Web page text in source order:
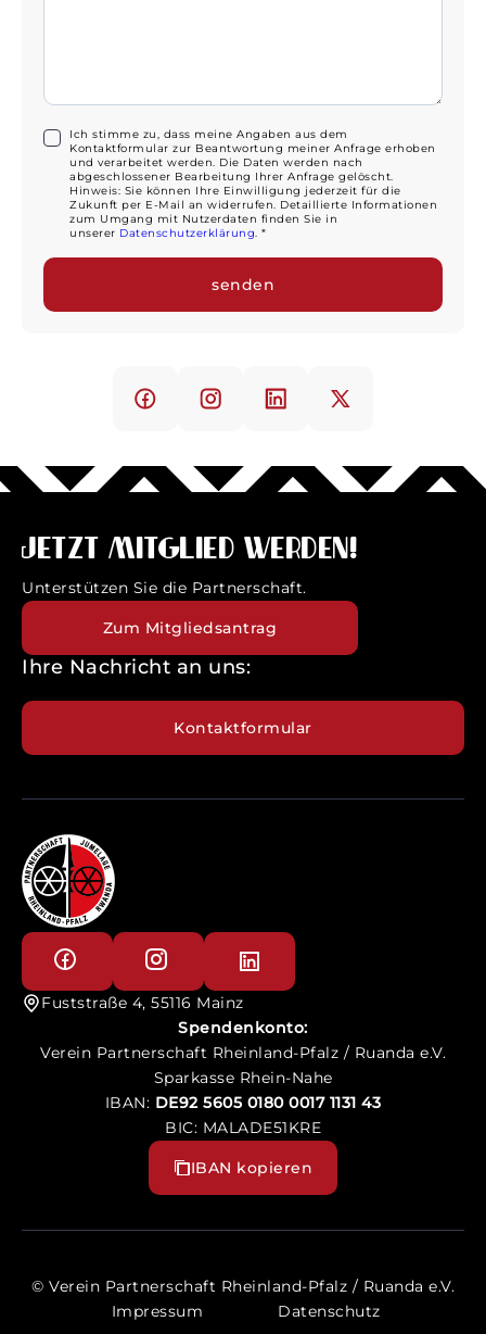
Ich stimme zu, dass meine Angaben aus dem
Kontaktformular zur Beantwortung meiner Anfrage erhoben
und verarbeitet werden. Die Daten werden nach
abgeschlossener Bearbeitung Ihrer Anfrage gelöscht.
Hinweis: Sie können Ihre Einwilligung jederzeit für die
Zukunft per E-Mail an widerrufen. Detaillierte Informationen
zum Umgang mit Nutzerdaten finden Sie in
unserer Datenschutzerklärung. *
Jetzt Mitglied werden!
Unterstützen Sie die Partnerschaft.
Zum Mitgliedsantrag
Ihre Nachricht an uns:
Kontaktformular
Fuststraße 4, 55116 Mainz
Spendenkonto:
Verein Partnerschaft Rheinland-Pfalz / Ruanda e.V.
Sparkasse Rhein-Nahe
IBAN: DE92 5605 0180 0017 1131 43
BIC: MALADE51KRE
IBAN kopieren
© Verein Partnerschaft Rheinland-Pfalz / Ruanda e.V.
Impressum
Datenschutz